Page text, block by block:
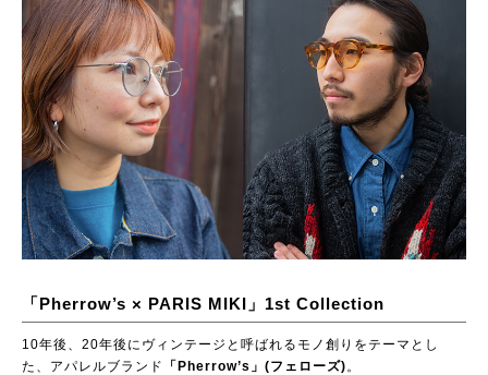
「Pherrow’s × PARIS MIKI」1st Collection
10年後、20年後にヴィンテージと呼ばれるモノ創りをテーマとし
た、アパレルブランド
「Pherrow’s」(フェローズ)。